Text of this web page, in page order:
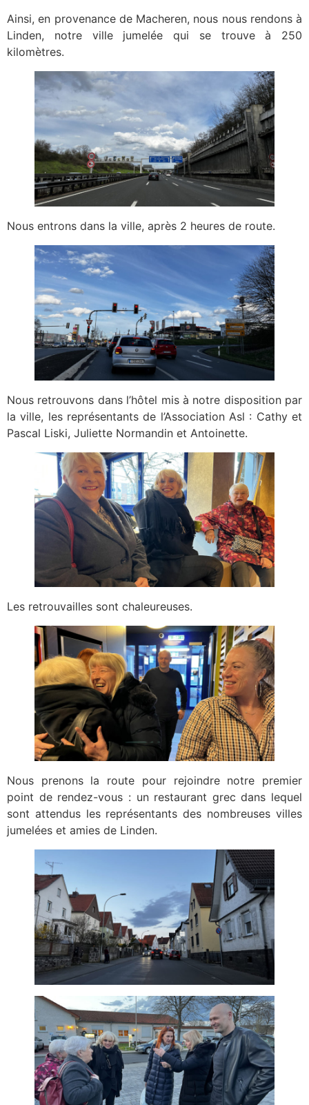
Ainsi, en provenance de Macheren, nous nous rendons à
Linden, notre ville jumelée qui se trouve à 250
kilomètres.
Nous entrons dans la ville, après 2 heures de route.
Nous retrouvons dans l’hôtel mis à notre disposition par
la ville, les représentants de l’Association Asl : Cathy et
Pascal Liski, Juliette Normandin et Antoinette.
Les retrouvailles sont chaleureuses.
Nous prenons la route pour rejoindre notre premier
point de rendez-vous : un restaurant grec dans lequel
sont attendus les représentants des nombreuses villes
jumelées et amies de Linden.